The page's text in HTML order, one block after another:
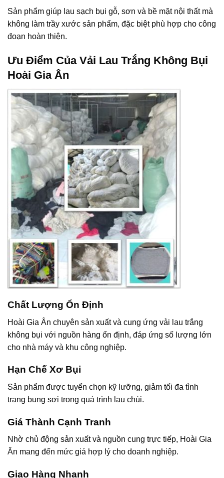
Sản phẩm giúp lau sạch bụi gỗ, sơn và bề mặt nội thất mà
không làm trầy xước sản phẩm, đặc biệt phù hợp cho công
đoạn hoàn thiện.
Ưu Điểm Của Vải Lau Trắng Không Bụi
Hoài Gia Ân
Chất Lượng Ổn Định
Hoài Gia Ân chuyên sản xuất và cung ứng vải lau trắng
không bụi với nguồn hàng ổn định, đáp ứng số lượng lớn
cho nhà máy và khu công nghiệp.
Hạn Chế Xơ Bụi
Sản phẩm được tuyển chọn kỹ lưỡng, giảm tối đa tình
trạng bung sợi trong quá trình lau chùi.
Giá Thành Cạnh Tranh
Nhờ chủ động sản xuất và nguồn cung trực tiếp, Hoài Gia
Ân mang đến mức giá hợp lý cho doanh nghiệp.
Giao Hàng Nhanh